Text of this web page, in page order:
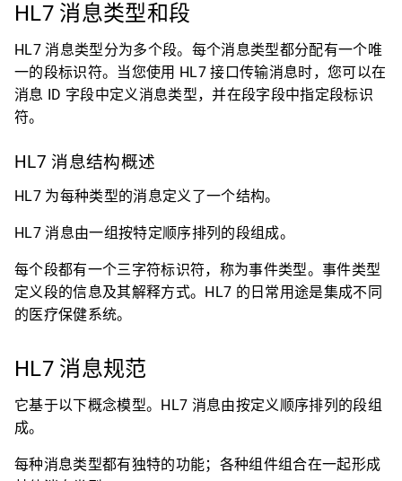
HL7 消息类型和段
HL7 消息类型分为多个段。每个消息类型都分配有一个唯
一的段标识符。当您使用 HL7 接口传输消息时，您可以在
消息 ID 字段中定义消息类型，并在段字段中指定段标识
符。
HL7 消息结构概述
HL7 为每种类型的消息定义了一个结构。
HL7 消息由一组按特定顺序排列的段组成。
每个段都有一个三字符标识符，称为事件类型。事件类型
定义段的信息及其解释方式。HL7 的日常用途是集成不同
的医疗保健系统。
HL7 消息规范
它基于以下概念模型。HL7 消息由按定义顺序排列的段组
成。
每种消息类型都有独特的功能；各种组件组合在一起形成